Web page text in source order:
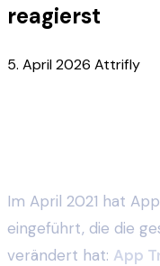
reagierst
5. April 2026 Attrifly
Im April 2021 hat
eingeführt, die die
verändert hat: App